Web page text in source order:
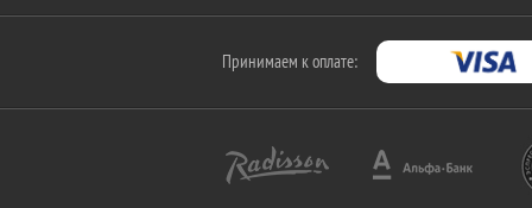
Принимаем к оплате: